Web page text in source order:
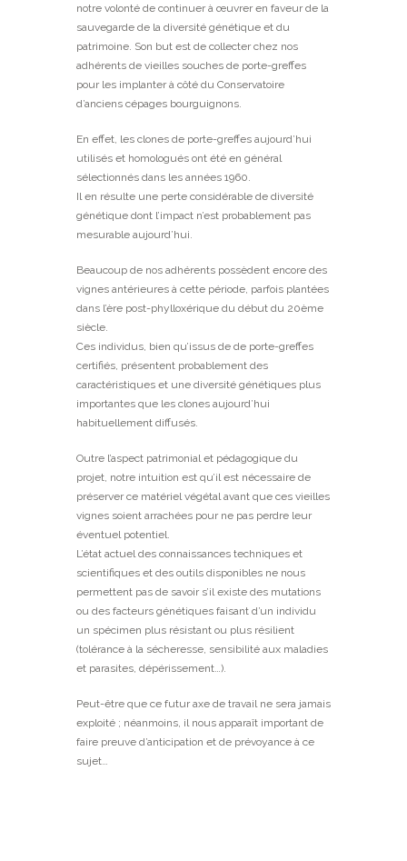
notre volonté de continuer à œuvrer en faveur de la
sauvegarde de la diversité génétique et du
patrimoine. Son but est de collecter chez nos
adhérents de vieilles souches de porte-greffes
pour les implanter à côté du Conservatoire
d’anciens cépages bourguignons.
En effet, les clones de porte-greffes aujourd’hui
utilisés et homologués ont été en général
sélectionnés dans les années 1960.
Il en résulte une perte considérable de diversité
génétique dont l’impact n’est probablement pas
mesurable aujourd’hui.
Beaucoup de nos adhérents possèdent encore des
vignes antérieures à cette période, parfois plantées
dans l’ère post-phylloxérique du début du 20ème
siècle.
Ces individus, bien qu’issus de de porte-greffes
certifiés, présentent probablement des
caractéristiques et une diversité génétiques plus
importantes que les clones aujourd’hui
habituellement diffusés.
Outre l’aspect patrimonial et pédagogique du
projet, notre intuition est qu’il est nécessaire de
préserver ce matériel végétal avant que ces vieilles
vignes soient arrachées pour ne pas perdre leur
éventuel potentiel.
L’état actuel des connaissances techniques et
scientifiques et des outils disponibles ne nous
permettent pas de savoir s’il existe des mutations
ou des facteurs génétiques faisant d’un individu
un spécimen plus résistant ou plus résilient
(tolérance à la sécheresse, sensibilité aux maladies
et parasites, dépérissement…).
Peut-être que ce futur axe de travail ne sera jamais
exploité ; néanmoins, il nous apparaît important de
faire preuve d’anticipation et de prévoyance à ce
sujet…